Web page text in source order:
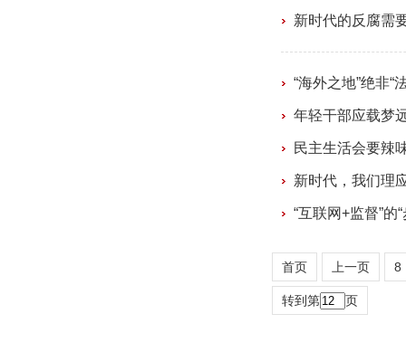
新时代的反腐需
“海外之地”绝非“
年轻干部应载梦
民主生活会要辣
新时代，我们理
“互联网+监督”的
首页 上一页 8
转到第 页